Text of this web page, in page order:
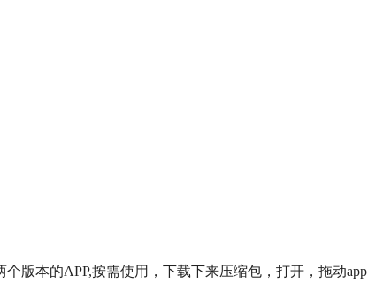
个版本的APP,按需使用，下载下来压缩包，打开，拖动app